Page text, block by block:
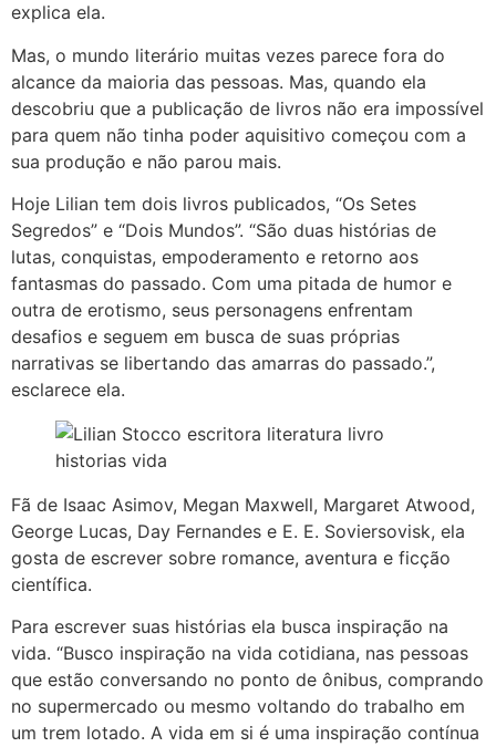
explica ela.
Mas, o mundo literário muitas vezes parece fora do
alcance da maioria das pessoas. Mas, quando ela
descobriu que a publicação de livros não era impossível
para quem não tinha poder aquisitivo começou com a
sua produção e não parou mais.
Hoje Lilian tem dois livros publicados, “Os Setes
Segredos” e “Dois Mundos”. “São duas histórias de
lutas, conquistas, empoderamento e retorno aos
fantasmas do passado. Com uma pitada de humor e
outra de erotismo, seus personagens enfrentam
desafios e seguem em busca de suas próprias
narrativas se libertando das amarras do passado.”,
esclarece ela.
Fã de Isaac Asimov, Megan Maxwell, Margaret Atwood,
George Lucas, Day Fernandes e E. E. Soviersovisk, ela
gosta de escrever sobre romance, aventura e ficção
científica.
Para escrever suas histórias ela busca inspiração na
vida. “Busco inspiração na vida cotidiana, nas pessoas
que estão conversando no ponto de ônibus, comprando
no supermercado ou mesmo voltando do trabalho em
um trem lotado. A vida em si é uma inspiração contínua